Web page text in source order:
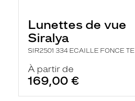
Lunettes de vue
Siralya
SIR2501 334 ECAILLE FONCE TE
À partir de
169,00 €